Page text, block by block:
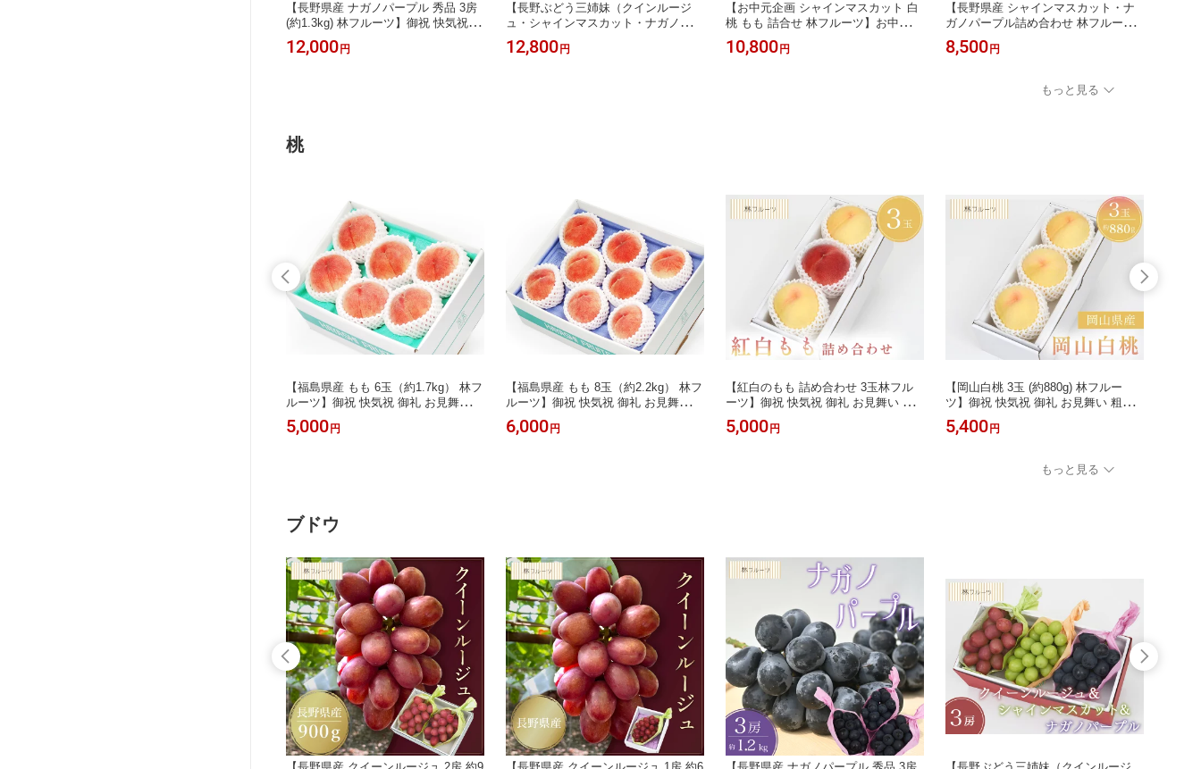
【長野県産 ナガノパープル 秀品 3房
(約1.3kg) 林フルーツ】御祝 快気祝 御
礼 お見舞い 粗品 内祝 出産祝い お供
志 誕生日 季節の果物 旬 くだもの 送
12,000 円
【長野ぶどう三姉妹（クインルージ
ュ・シャインマスカット・ナガノパー
プル） 詰め合わせ 林フルーツ】御祝
快気祝 御礼 お見舞い 粗品 内祝 出産
12,800 円
【お中元企画 シャインマスカット 白
桃 もも 詰合せ 林フルーツ】お中元
御中元 夏 御礼 贈答 お返し おちゅう
げん なつ サマーギフト 季節の果物
10,800 円
【長野県産 シャインマスカット・ナ
ガノパープル詰め合わせ 林フルー
ツ】御祝 快気祝 御礼 お見舞い 粗品
内祝 出産祝い お供 志 誕生日 季節の
8,500 円
もっと見る
桃
【福島県産 もも 6玉（約1.7kg） 林フ
ルーツ】御祝 快気祝 御礼 お見舞い
粗品 内祝 出産祝い お供 志 誕生日 季
節の果物 旬 くだもの 送料無料
5,000 円
【福島県産 もも 8玉（約2.2kg） 林フ
ルーツ】御祝 快気祝 御礼 お見舞い
粗品 内祝 出産祝い お供 志 誕生日 季
節の果物 旬 くだもの 送料無料
6,000 円
【紅白のもも 詰め合わせ 3玉林フル
ーツ】御祝 快気祝 御礼 お見舞い 粗
品 内祝 出産祝い お供 志 誕生日 季節
の果物 旬 くだもの 送料無料
5,000 円
【岡山白桃 3玉 (約880g) 林フルー
ツ】御祝 快気祝 御礼 お見舞い 粗品
内祝 出産祝い お供 志 誕生日 季節の
果物 旬 くだもの 送料無料
5,400 円
もっと見る
ブドウ